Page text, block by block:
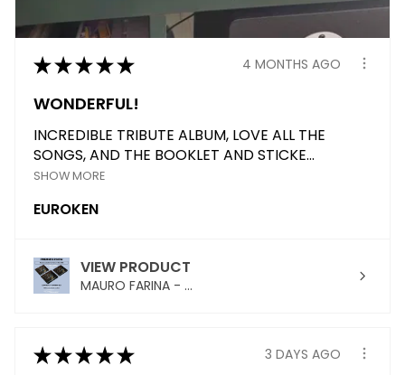
★★★★★ 4 MONTHS AGO
WONDERFUL!
INCREDIBLE TRIBUTE ALBUM, LOVE ALL THE
SONGS, AND THE BOOKLET AND STICKE...
SHOW MORE
EUROKEN
VIEW PRODUCT
MAURO FARINA - ...
★★★★★ 3 DAYS AGO